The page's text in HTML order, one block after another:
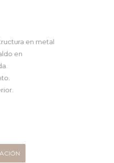
en metal
en